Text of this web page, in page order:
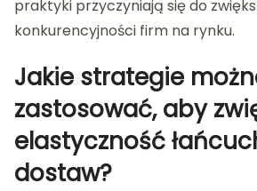
praktyki przyczyniają się do
konkurencyjności firm na rynku.
Jakie strategie
zastosować, aby
elastyczność
dostaw?